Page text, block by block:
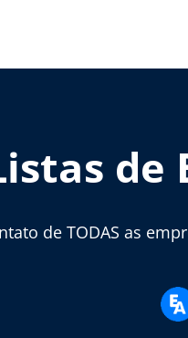
de
de TODAS as